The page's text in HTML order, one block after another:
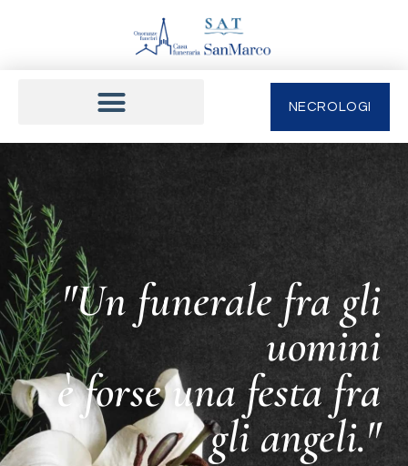
NECROLOGI
"Un funerale fra gli
uomini
è forse una festa fra
gli angeli."